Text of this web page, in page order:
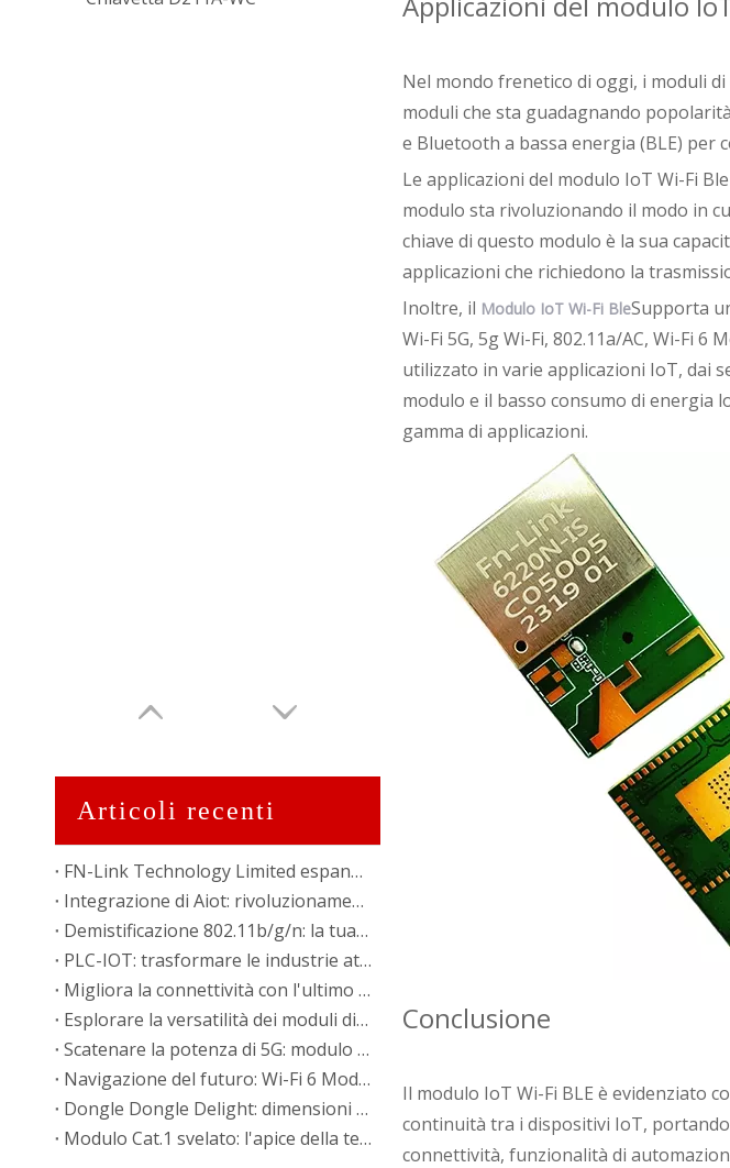
Articoli recenti
FN-Link Technology Limited espande la presenza con la nuova fabbrica in Vietnam
Integrazione di Aiot: rivoluzionamento della comunicazione wireless
Demistificazione 802.11b/g/n: la tua guida agli standard wireless
PLC-IOT: trasformare le industrie attraverso la comunicazione della linea elettrica
Migliora la connettività con l'ultimo modulo BT Wi-Fi da 2,4 g
Esplorare la versatilità dei moduli di comunicazione wireless
Scatenare la potenza di 5G: modulo BT Wi-Fi 802.11a/AC
Navigazione del futuro: Wi-Fi 6 Modulo 802.11ax
Dongle Dongle Delight: dimensioni ridotte, grande impatto di connettività
Modulo Cat.1 svelato: l'apice della tecnologia cellulare
Nel mondo frenetico di oggi, i moduli
moduli che sta guadagnando
e Bluetooth a bassa energia (BLE) per
Le applicazioni del modulo IoT Wi-Fi
modulo sta rivoluzionando il modo in
chiave di questo modulo è la sua
applicazioni che richiedono la
Inoltre, il Modulo IoT Wi-Fi BleSupporta
Wi-Fi 5G, 5g Wi-Fi, 802.11a/AC, Wi-Fi
utilizzato in varie applicazioni IoT, dai
modulo e il basso consumo di energia
gamma di applicazioni.
Conclusione
Il modulo IoT Wi-Fi BLE è evidenziato
continuità tra i dispositivi IoT,
connettività, funzionalità di